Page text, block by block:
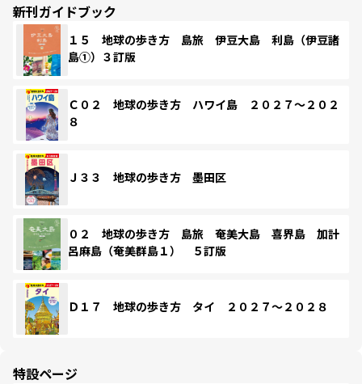
新刊ガイドブック
１５ 地球の歩き方 島旅 伊豆大島 利島（伊豆諸
島①）３訂版
Ｃ０２ 地球の歩き方 ハワイ島 ２０２７～２０２
８
Ｊ３３ 地球の歩き方 墨田区
０２ 地球の歩き方 島旅 奄美大島 喜界島 加計
呂麻島（奄美群島１） ５訂版
Ｄ１７ 地球の歩き方 タイ ２０２７～２０２８
特設ページ